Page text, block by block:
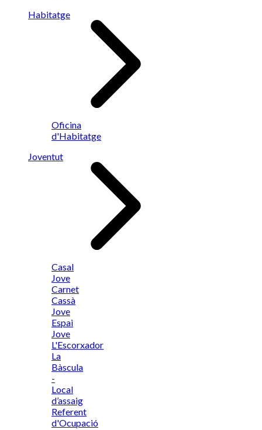
Habitatge
Oficina
d'Habitatge
Joventut
Casal
Jove
Carnet
Cassà
Jove
Espai
Jove
L'Escorxador
La
Bàscula
-
Local
d’assaig
Referent
d'Ocupació